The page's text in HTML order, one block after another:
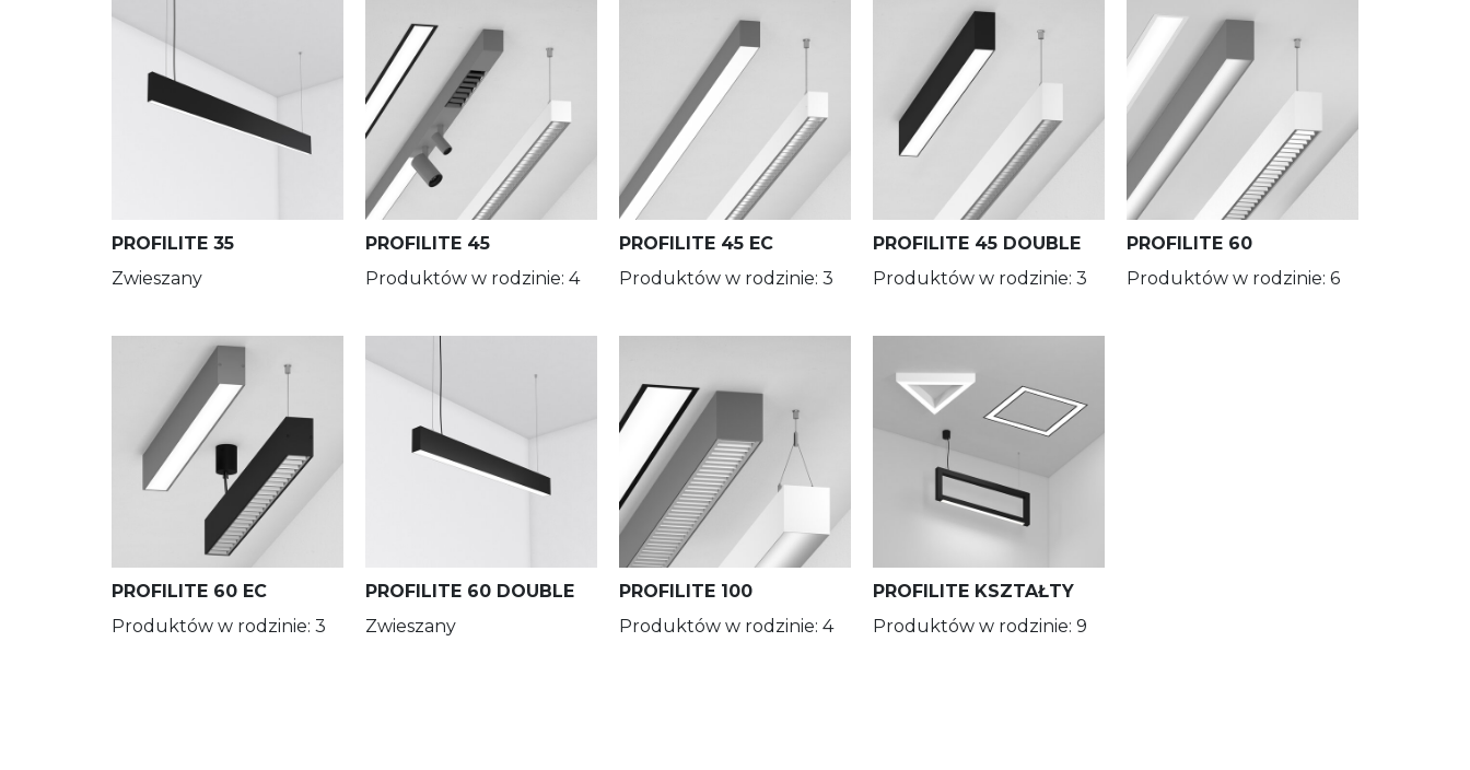
Podtynkowy bez ramki
Nieregularna
DarkLight Black/PLX
DarkLight White/PLX
DarkLight White
Louvre/PLX
Wallwasher
XTSF
Black PLX
Długość L [mm] Długość A [mm]
PROFILITE 35
Zwieszany
PROFILITE 45
Produktów w rodzinie: 4
PROFILITE 45 EC
Produktów w rodzinie: 3
PROFILITE 45 DOUBLE
Produktów w rodzinie: 3
PROFILITE 60
Produktów w rodzinie: 6
PROFILITE 60 EC
Produktów w rodzinie: 3
PROFILITE 60 DOUBLE
Zwieszany
PROFILITE 100
Produktów w rodzinie: 4
PROFILITE KSZTAŁTY
Produktów w rodzinie: 9